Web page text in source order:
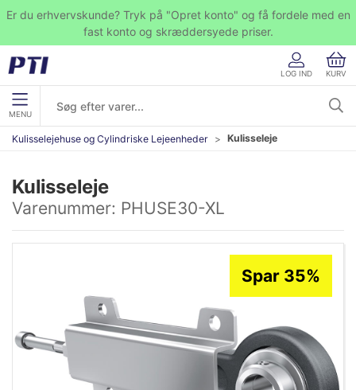
Er du erhvervskunde? Tryk på "Opret konto" og få fordele med en
fast konto og skræddersyede priser.
LOG IND KURV
MENU
Kulisselejehuse og Cylindriske Lejeenheder Kulisseleje
Kulisseleje
Varenummer: PHUSE30-XL
Spar 35%